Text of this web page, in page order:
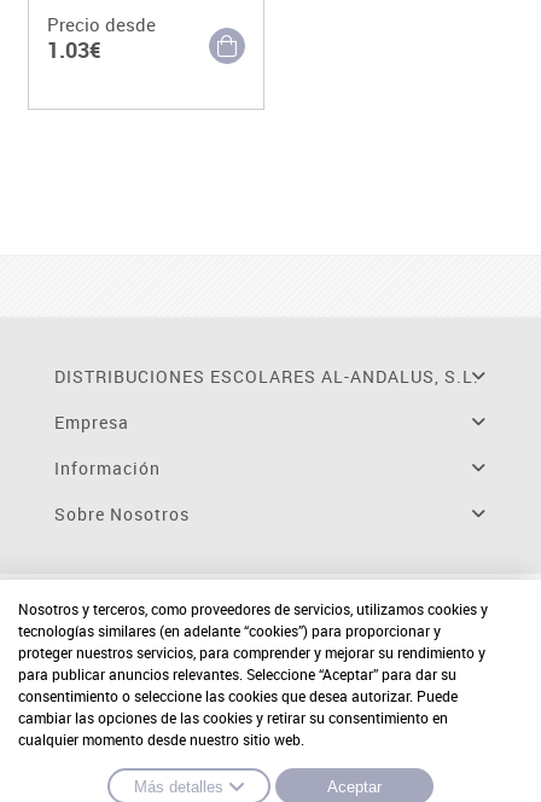
Precio desde
1.03€
DISTRIBUCIONES ESCOLARES AL-ANDALUS, S.L.
Empresa
Información
Sobre Nosotros
Nosotros y terceros, como proveedores de servicios, utilizamos cookies y
tecnologías similares (en adelante “cookies”) para proporcionar y
proteger nuestros servicios, para comprender y mejorar su rendimiento y
para publicar anuncios relevantes. Seleccione “Aceptar” para dar su
consentimiento o seleccione las cookies que desea autorizar. Puede
cambiar las opciones de las cookies y retirar su consentimiento en
cualquier momento desde nuestro sitio web.
Más detalles Aceptar